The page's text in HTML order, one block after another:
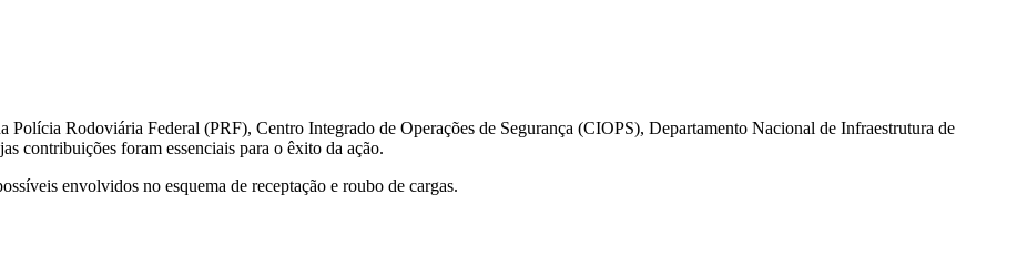
Rodoviária Federal (PRF), Centro Integrado de Operações de Segurança (CIOPS), Departamento Nacional de Infraestrutura de
contribuições foram essenciais para o êxito da ação.
envolvidos no esquema de receptação e roubo de cargas.